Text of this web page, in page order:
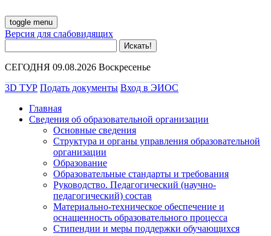
toggle menu
Версия для слабовидящих
СЕГОДНЯ 09.08.2026 Воскресенье
3D ТУР Подать документы Вход в ЭИОС
Главная
Сведения об образовательной организации
Основные сведения
Структура и органы управления образовательной
организации
Образование
Образовательные стандарты и требования
Руководство. Педагогический (научно-
педагогический) состав
Материально-техническое обеспечение и
оснащенность образовательного процесса
Стипендии и меры поддержки обучающихся